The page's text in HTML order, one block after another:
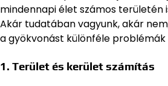
mindennapi élet számos területén
Akár tudatában vagyunk, akár
a gyökvonást különféle problémák
1. Terület és kerület számítás